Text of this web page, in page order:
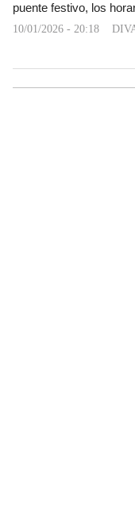
puente festivo, los
10/01/2026 - 20:18